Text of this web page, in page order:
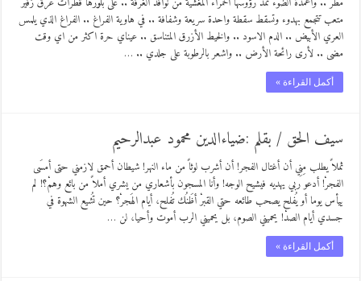
متعب تتجمع بهدوء وتسقط سقطة واحدة سريعة وشفافة .. في هاوية الفراغ .. الفراغ الذي يلمس
العري الأبيض .. الدم الاسود .. والخيط الأزرق المتناسق .. عيناي حرة اكثر من اي وقت
مضى .. لأرى رائحة الأرض .. واشعر بالرطوبة على جلدي .. …
أكمل القراءة »
سيف الحق / بقلم :ضياءالدين محمود عبدالرحيم
ثملاً يطلب مِنِي أن أغتال الفجر! أن أشرب لوثاً من ماء النهر! شيطان أحمق لازمني حتى أمسَى
الفجرْ! أدعو ربي يهديه فيشيح الوجه! وأنا المسجون بأشعاري من يشري أملاً من بائع وهمْ؟! لم
ييأس يوما أو يُفلح يصحب طائعه حتي القبرْ أظَنُك تُفلح، أيام الهَجرْ؟ حين تُشيع الشهوة في
جسدي أيام الصدْ! يحميني الصوم، بل يحميني الرب أموت وأحيا، لن …
أكمل القراءة »